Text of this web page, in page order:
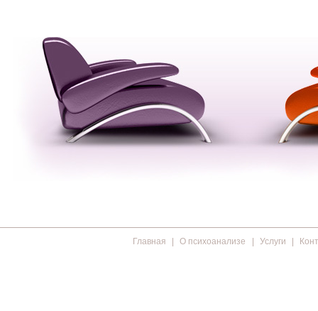
Главная О психоанализе Услуги